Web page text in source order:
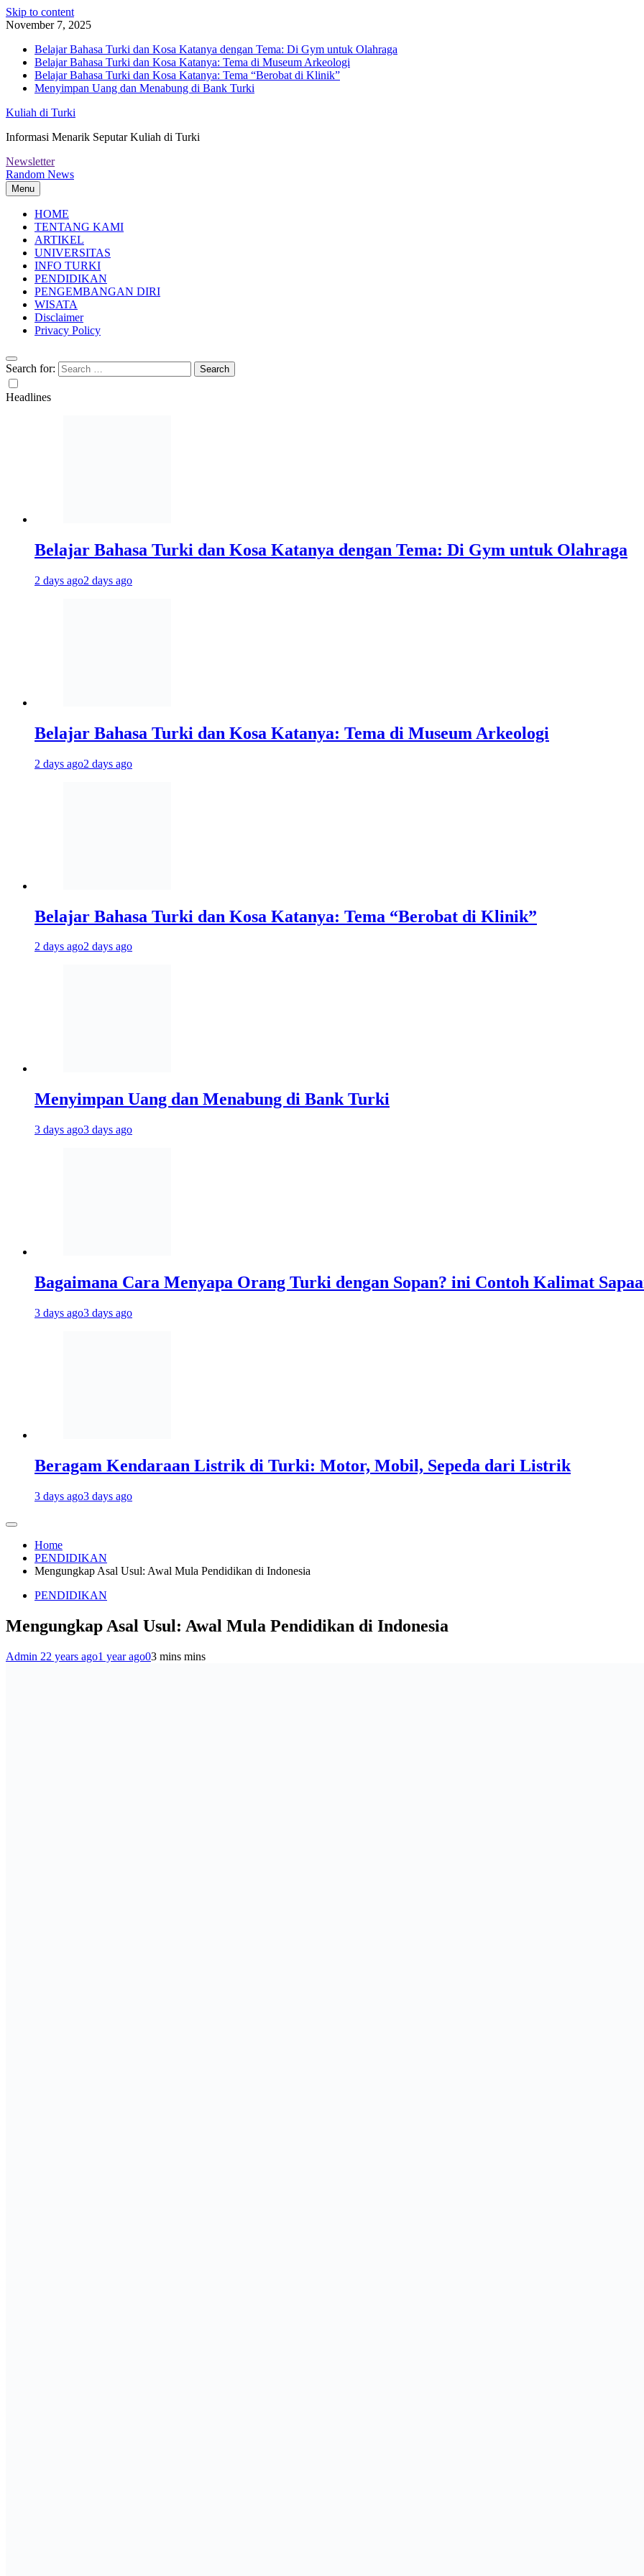
Skip to content
November 7, 2025
Belajar Bahasa Turki dan Kosa Katanya dengan Tema: Di Gym untuk Olahraga
Belajar Bahasa Turki dan Kosa Katanya: Tema di Museum Arkeologi
Belajar Bahasa Turki dan Kosa Katanya: Tema “Berobat di Klinik”
Menyimpan Uang dan Menabung di Bank Turki
Kuliah di Turki
Informasi Menarik Seputar Kuliah di Turki
Newsletter
Random News
Menu
HOME
TENTANG KAMI
ARTIKEL
UNIVERSITAS
INFO TURKI
PENDIDIKAN
PENGEMBANGAN DIRI
WISATA
Disclaimer
Privacy Policy
Search for:
Headlines
Belajar Bahasa Turki dan Kosa Katanya dengan Tema: Di Gym untuk Olahraga
2 days ago2 days ago
Belajar Bahasa Turki dan Kosa Katanya: Tema di Museum Arkeologi
2 days ago2 days ago
Belajar Bahasa Turki dan Kosa Katanya: Tema “Berobat di Klinik”
2 days ago2 days ago
Menyimpan Uang dan Menabung di Bank Turki
3 days ago3 days ago
Bagaimana Cara Menyapa Orang Turki dengan Sopan? ini Contoh Kalimat
3 days ago3 days ago
Beragam Kendaraan Listrik di Turki: Motor, Mobil, Sepeda dari Listrik
3 days ago3 days ago
Home
PENDIDIKAN
Mengungkap Asal Usul: Awal Mula Pendidikan di Indonesia
PENDIDIKAN
Mengungkap Asal Usul: Awal Mula Pendidikan di Indonesia
Admin 22 years ago1 year ago03 mins mins